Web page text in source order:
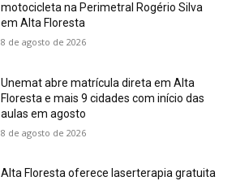
motocicleta na Perimetral Rogério Silva
em Alta Floresta
8 de agosto de 2026
Unemat abre matrícula direta em Alta
Floresta e mais 9 cidades com início das
aulas em agosto
8 de agosto de 2026
Alta Floresta oferece laserterapia gratuita